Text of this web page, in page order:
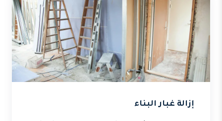
إزالة غبار البناء